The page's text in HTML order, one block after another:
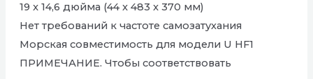
19 x 14,6 дюйма (44 x 483 x 370 мм)
Нет требований к частоте самозатухания
Морская совместимость для модели U HF1
ПРИМЕЧАНИЕ. Чтобы соответствовать